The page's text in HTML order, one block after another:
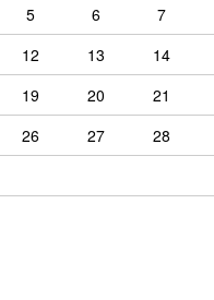
5 6 7
12 13 14
19 20 21
26 27 28